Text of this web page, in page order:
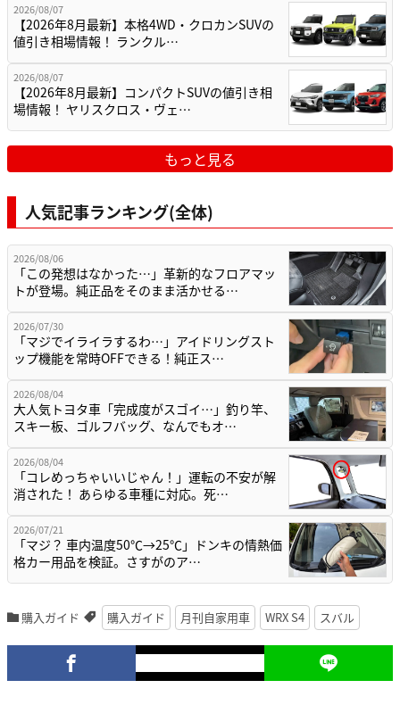
2026/08/07
【2026年8月最新】本格4WD・クロカンSUVの
値引き相場情報！ ランクル…
2026/08/07
【2026年8月最新】コンパクトSUVの値引き相
場情報！ ヤリスクロス・ヴェ…
もっと見る
人気記事ランキング(全体)
2026/08/06
「この発想はなかった…」革新的なフロアマッ
トが登場。純正品をそのまま活かせる…
2026/07/30
「マジでイライラするわ…」アイドリングスト
ップ機能を常時OFFできる！純正ス…
2026/08/04
大人気トヨタ車「完成度がスゴイ…」釣り竿、
スキー板、ゴルフバッグ、なんでもオ…
2026/08/04
「コレめっちゃいいじゃん！」運転の不安が解
消された！ あらゆる車種に対応。死…
2026/07/21
「マジ？ 車内温度50℃→25℃」ドンキの情熱価
格カー用品を検証。さすがのア…
購入ガイド 購入ガイド 月刊自家用車 WRX S4 スバル